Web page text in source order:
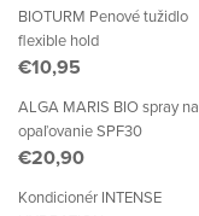
BIOTURM Penové tužidlo
flexible hold
€10,95
ALGA MARIS BIO spray na
opaľovanie SPF30
€20,90
Kondicionér INTENSE